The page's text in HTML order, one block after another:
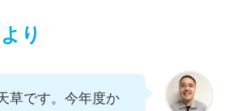
り
草です。今年度か